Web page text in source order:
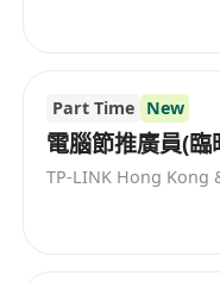
单成交、连带销售
统筹策划康养沙龙
验等高端线下活动
行、人员统筹、客
优化服务细节，提
Part Time New
電腦節推廣員(臨
TP-LINK Hong Kong